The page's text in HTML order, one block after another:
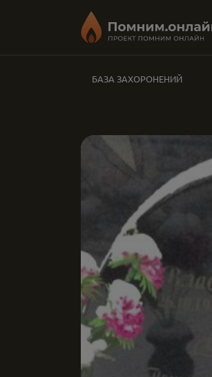
БАЗА ЗАХОРОНЕНИЙ